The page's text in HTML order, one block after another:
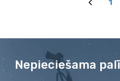
1
Nepieciešama